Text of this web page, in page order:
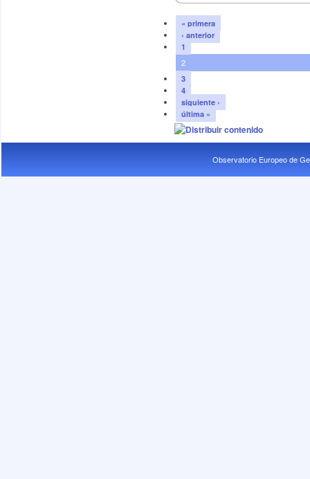
« primera
‹ anterior
1
2
3
4
siguiente ›
última »
Observatorio Europeo de